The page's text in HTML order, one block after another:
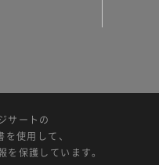
サートの
使用して、
を保護しています。